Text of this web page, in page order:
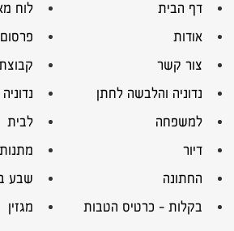
דף הבית
לוח
אודות
פרסום
צור קשר
נדוניה והלבשה לחתן
למשפחה
לבית
דיור
מתנות
החתונה
שבע
בקלות – כרטיס הטבות
מגזין